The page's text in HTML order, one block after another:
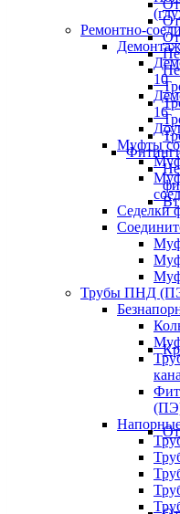
Ремонтно-
10
16
Муфты
Седелки
Трубы ПНД